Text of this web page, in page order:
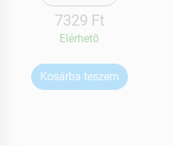
7329 Ft
Elérhetõ
Kosárba teszem